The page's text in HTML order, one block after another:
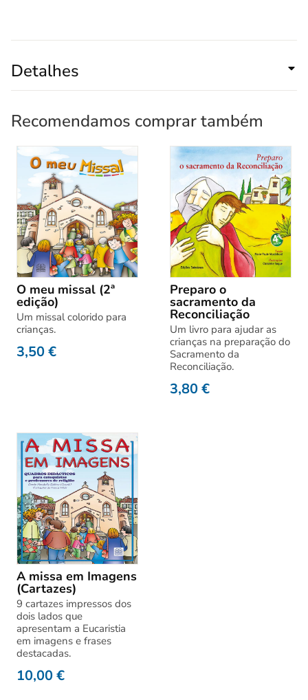
Detalhes
Recomendamos comprar também
O meu missal (2ª
edição)
Um missal colorido para
crianças.
3,50€
Preparo o
sacramento da
Reconciliação
Um livro para ajudar as
crianças na preparação do
Sacramento da
Reconciliação.
3,80€
A missa em Imagens
(Cartazes)
9 cartazes impressos dos
dois lados que
apresentam a Eucaristia
em imagens e frases
destacadas.
10,00€